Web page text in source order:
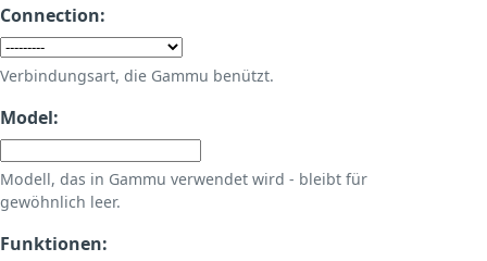
Connection:
Verbindungsart, die Gammu benützt.
Model:
Modell, das in Gammu verwendet wird - bleibt für
gewöhnlich leer.
Funktionen: